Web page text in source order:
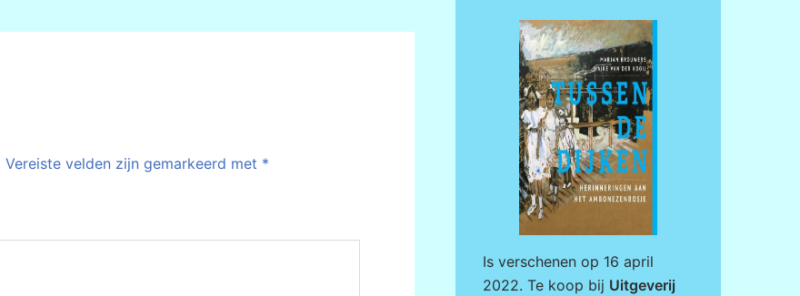
Vereiste velden zijn gemarkeerd met *
Is verschenen op 16 april
2022. Te koop bij Uitgeverij